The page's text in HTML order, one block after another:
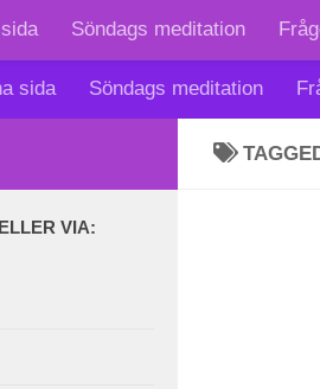
Söndags meditation
sida Söndags meditation
VIA: